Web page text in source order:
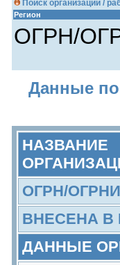
Поиск организации /
Регион
ОГРН/
Данные по
НАЗВАНИЕ
ОГРН/
ВНЕСЕНА В
ДАННЫЕ